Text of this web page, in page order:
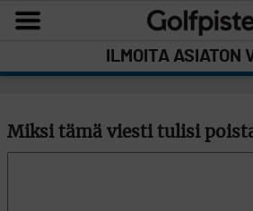
ILMOITA ASIATON
Miksi tämä viesti tulisi